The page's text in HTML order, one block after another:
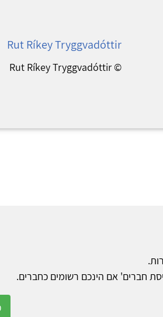
Rut Ríkey Tryggvadóttir
© Rut Ríkey Tryggvadóttir
חברים' אם הינכם רשומים כחברים.